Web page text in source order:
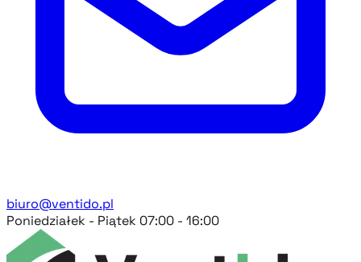
biuro@ventido.pl
Poniedziałek - Piątek 07:00 - 16:00